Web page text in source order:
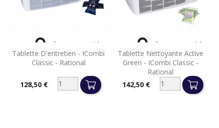
Tablette D'entretien - ICombi
Classic - Rational
Prix128,50 €
 Aperçu rapide
Tablette Nettoyante Active
Green - ICombi Classic -
Rational
Prix142,50 €
 Aperçu rapide